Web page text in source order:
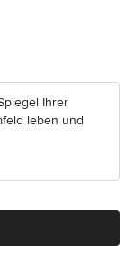
Ihrer
leben und